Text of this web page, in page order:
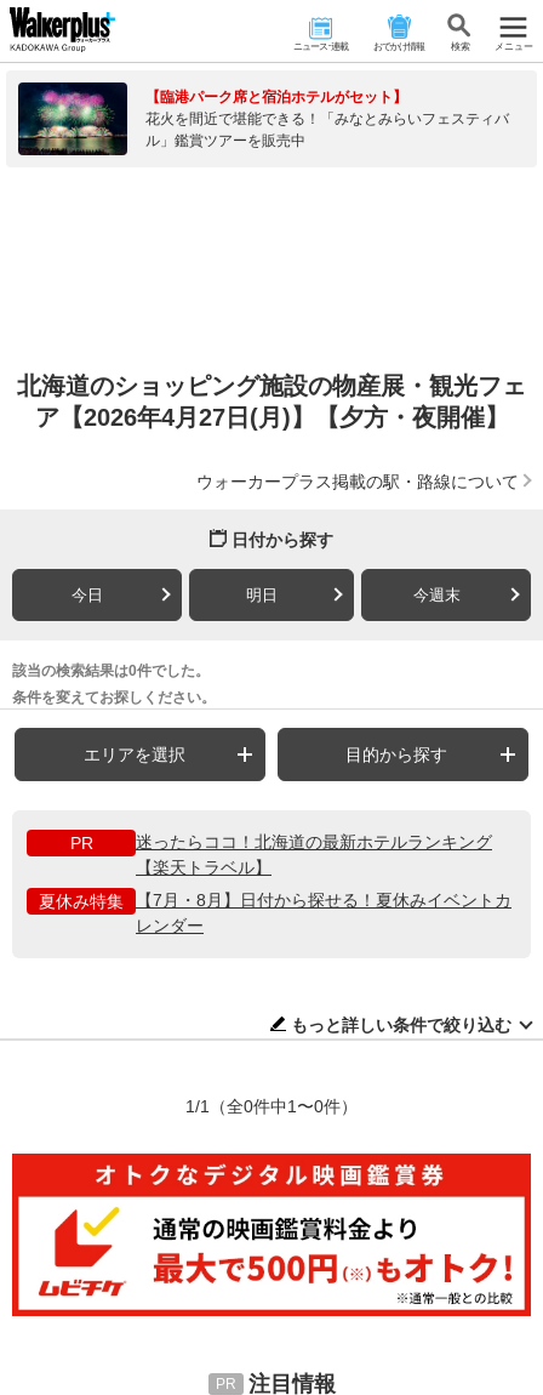
ニュース･連載 おでかけ情報 検 索 メニュー
【臨港パーク席と宿泊ホテルがセット】
花火を間近で堪能できる！「みなとみらいフェスティバ
ル」鑑賞ツアーを販売中
北海道のショッピング施設の物産展・観光フェ
ア【2026年4月27日(月)】【夕方・夜開催】
ウォーカープラス掲載の駅・路線について
日付から探す
今日 明日 今週末
該当の検索結果は0件でした。
条件を変えてお探しください。
エリアを選択 目的から探す
PR
迷ったらココ！北海道の最新ホテルランキング
【楽天トラベル】
夏休み特集
【7月・8月】日付から探せる！夏休みイベントカ
レンダー
もっと詳しい条件で絞り込む
1/1 （全0件中1〜0件）
注目情報